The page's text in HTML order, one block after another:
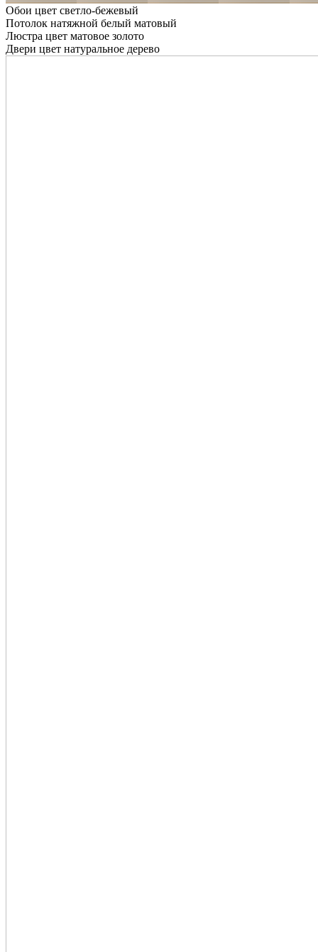
Обои цвет светло-бежевый
Потолок натяжной белый матовый
Люстра цвет матовое золото
Двери цвет натуральное дерево